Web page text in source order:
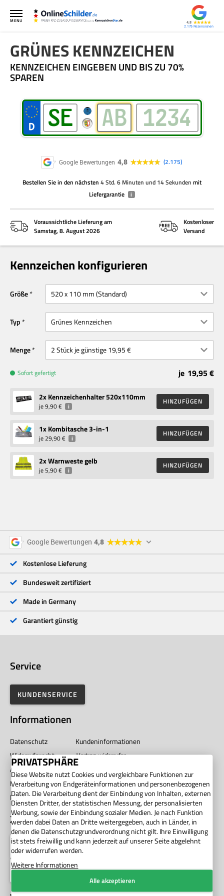
4,8
2.175
MENU
GRÜNES KENNZEICHEN
KENNZEICHEN EINGEBEN UND BIS ZU 70%
SPAREN
Google Bewertungen 4,8 2.175
Bestellen Siein den nächsten 4 Std. 6 Minuten und 14 Sekunden mit
Liefergarantie
i
Voraussichtliche Lieferung am
Samstag, 8. August 2026
Kostenloser
Versand
Kennzeichen konfigurieren
Größe
Typ
Menge
Sofort gefertigt je 19,95 €
2x Kennzeichenhalter 520x110mm
je9,90 € i
HINZUFÜGEN
1x Kombitasche 3-in-1
je29,90 € i
HINZUFÜGEN
2x Warnweste gelb
je5,90 € i
HINZUFÜGEN
Google Bewertungen 4,8
4 Sterne
3 Sterne
<1 %
2 Sterne
1 Stern
<1 %
Kostenlose Lieferung
Bundesweit zertifiziert
Made in Germany
Garantiert günstig
Service
KUNDENSERVICE
Informationen
Datenschutz
Kundeninformationen
Widerrufsrecht
Vertrag widerrufen
AGB
Barrierefreiheit
Unternehmen
Privatsphäre
Zahlung
PRIVATSPHÄRE
Diese Website nutzt Cookies und vergleichbare Funktionen zur
Verarbeitung von Endgeräteinformationen und personenbezogenen
Daten. Die Verarbeitung dient der Einbindung von Inhalten, externen
Diensten Dritter, der statistischen Messung, der personalisierten
Werbung, sowie der Einbindung sozialer Medien. Je nach Funktion
werden dabei Daten an Dritte weitergegeben, auch in Länder, in
denen die Datenschutzgrundverordnung nicht gilt. Ihre Einwilligung
ist stets freiwillig und kann jederzeit auf unserer Seite abgelehnt
oder widerrufen werden.
Weitere Informationen
Alle akzeptieren